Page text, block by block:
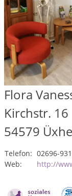
Flora
Kirchstr. 16
54579
Telefon: 02696-
Web:
http://